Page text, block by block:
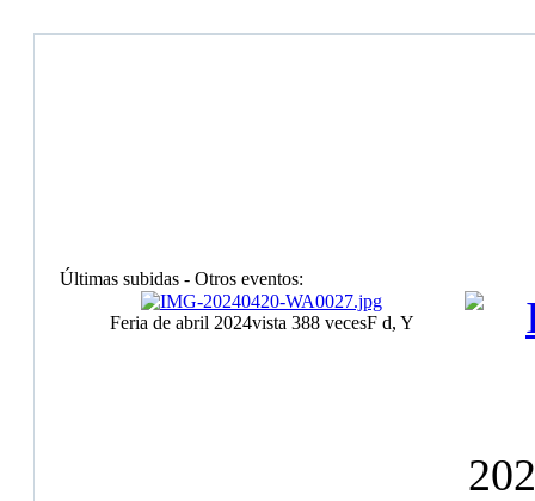
Últimas subidas - Otros eventos:
Feria de abril 2024vista 388 vecesF d, Y